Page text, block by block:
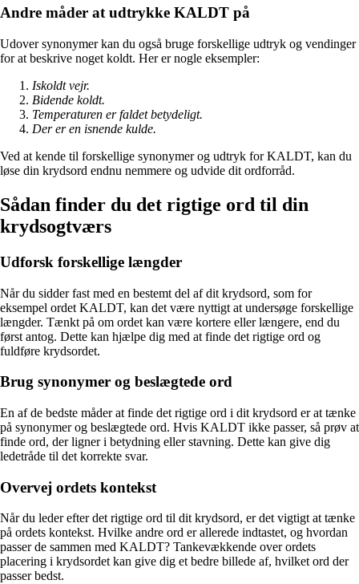
Andre måder at udtrykke KALDT på
Udover synonymer kan du også bruge forskellige udtryk og vendinger
for at beskrive noget koldt. Her er nogle eksempler:
Iskoldt vejr.
Bidende koldt.
Temperaturen er faldet betydeligt.
Der er en isnende kulde.
Ved at kende til forskellige synonymer og udtryk for KALDT, kan du
løse din krydsord endnu nemmere og udvide dit ordforråd.
Sådan finder du det rigtige ord til din
krydsogtværs
Udforsk forskellige længder
Når du sidder fast med en bestemt del af dit krydsord, som for
eksempel ordet KALDT, kan det være nyttigt at undersøge forskellige
længder. Tænkt på om ordet kan være kortere eller længere, end du
først antog. Dette kan hjælpe dig med at finde det rigtige ord og
fuldføre krydsordet.
Brug synonymer og beslægtede ord
En af de bedste måder at finde det rigtige ord i dit krydsord er at tænke
på synonymer og beslægtede ord. Hvis KALDT ikke passer, så prøv at
finde ord, der ligner i betydning eller stavning. Dette kan give dig
ledetråde til det korrekte svar.
Overvej ordets kontekst
Når du leder efter det rigtige ord til dit krydsord, er det vigtigt at tænke
på ordets kontekst. Hvilke andre ord er allerede indtastet, og hvordan
passer de sammen med KALDT? Tankevækkende over ordets
placering i krydsordet kan give dig et bedre billede af, hvilket ord der
passer bedst.